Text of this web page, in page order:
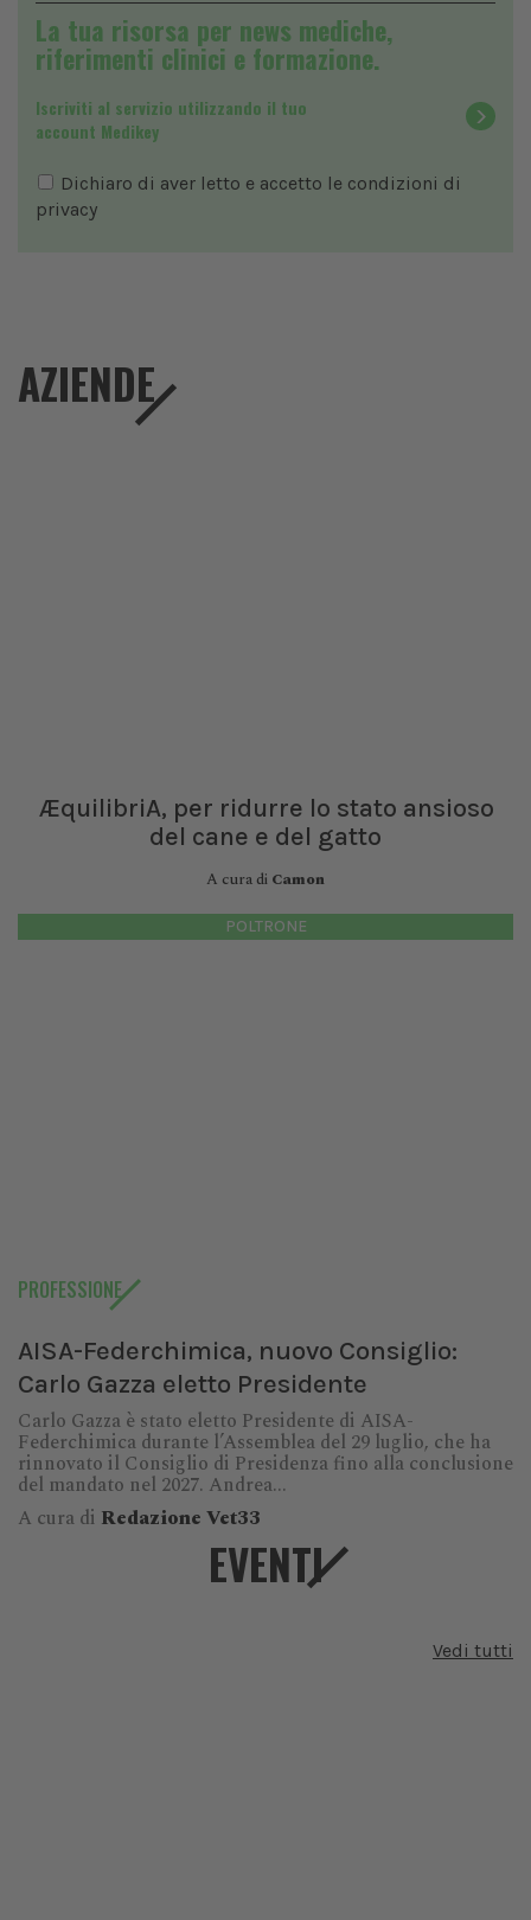
La tua risorsa per news mediche,
riferimenti clinici e formazione.
Iscriviti al servizio utilizzando il tuo
account Medikey
Dichiaro di aver letto e accetto le condizioni di
privacy
AZIENDE
ÆquilibriA, per ridurre lo stato ansioso
del cane e del gatto
A cura di Camon
POLTRONE
PROFESSIONE
AISA-Federchimica, nuovo Consiglio:
Carlo Gazza eletto Presidente
Carlo Gazza è stato eletto Presidente di AISA-
Federchimica durante l’Assemblea del 29 luglio, che ha
rinnovato il Consiglio di Presidenza fino alla conclusione
del mandato nel 2027. Andrea...
A cura di Redazione Vet33
EVENTI
Vedi tutti